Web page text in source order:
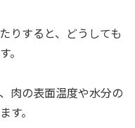
りすると、どうしても
。
肉の表面温度や水分の
す。